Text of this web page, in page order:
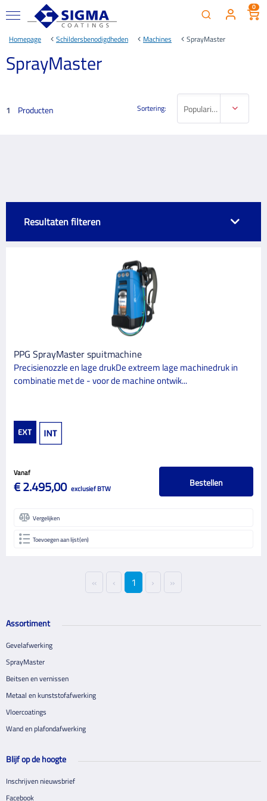
0
Homepage Schildersbenodigdheden Machines SprayMaster
SprayMaster
1 Producten Sortering: Populariteit
Resultaten filteren
BINNEN/BUITEN
Binnen
GLANSGRAAD
PPG SprayMaster spuitmachine
Precisienozzle en lage drukDe extreem lage machinedruk in
combinatie met de - voor de machine ontwik...
Vanaf
€ 2.495,00 exclusief BTW Bestellen
Vergelijken
Toevoegen aan lijst(en)
« ‹ 1 › »
Assortiment
Gevelafwerking
SprayMaster
Beitsen en vernissen
Metaal en kunststofafwerking
Vloercoatings
Wand en plafondafwerking
Blijf op de hoogte
Inschrijven nieuwsbrief
Facebook